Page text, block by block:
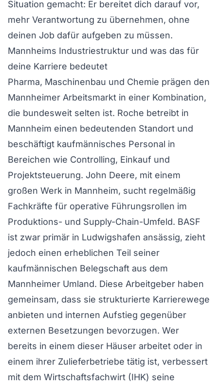
Situation gemacht: Er bereitet dich darauf vor,
mehr Verantwortung zu übernehmen, ohne
deinen Job dafür aufgeben zu müssen.
Mannheims Industriestruktur und was das für
deine Karriere bedeutet
Pharma, Maschinenbau und Chemie prägen den
Mannheimer Arbeitsmarkt in einer Kombination,
die bundesweit selten ist. Roche betreibt in
Mannheim einen bedeutenden Standort und
beschäftigt kaufmännisches Personal in
Bereichen wie Controlling, Einkauf und
Projektsteuerung. John Deere, mit einem
großen Werk in Mannheim, sucht regelmäßig
Fachkräfte für operative Führungsrollen im
Produktions- und Supply-Chain-Umfeld. BASF
ist zwar primär in Ludwigshafen ansässig, zieht
jedoch einen erheblichen Teil seiner
kaufmännischen Belegschaft aus dem
Mannheimer Umland. Diese Arbeitgeber haben
gemeinsam, dass sie strukturierte Karrierewege
anbieten und internen Aufstieg gegenüber
externen Besetzungen bevorzugen. Wer
bereits in einem dieser Häuser arbeitet oder in
einem ihrer Zulieferbetriebe tätig ist, verbessert
mit dem Wirtschaftsfachwirt (IHK) seine